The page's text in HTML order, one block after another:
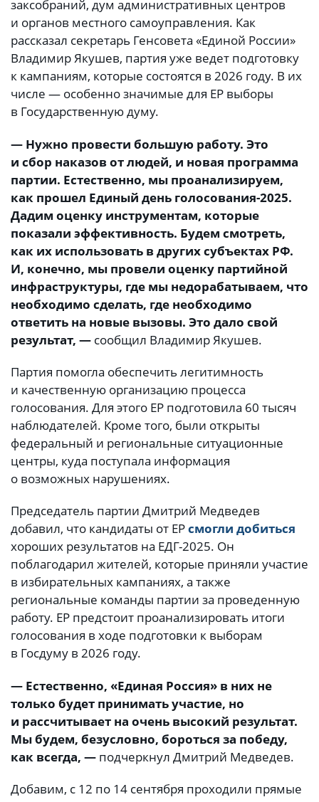
заксобраний, дум административных центров
и органов местного самоуправления. Как
рассказал секретарь Генсовета «Единой России»
Владимир Якушев, партия уже ведет подготовку
к кампаниям, которые состоятся в 2026 году. В их
числе — особенно значимые для ЕР выборы
в Государственную думу.
— Нужно провести большую работу. Это
и сбор наказов от людей, и новая программа
партии. Естественно, мы проанализируем,
как прошел Единый день голосования-2025.
Дадим оценку инструментам, которые
показали эффективность. Будем смотреть,
как их использовать в других субъектах РФ.
И, конечно, мы провели оценку партийной
инфраструктуры, где мы недорабатываем, что
необходимо сделать, где необходимо
ответить на новые вызовы. Это дало свой
результат, — сообщил Владимир Якушев.
Партия помогла обеспечить легитимность
и качественную организацию процесса
голосования. Для этого ЕР подготовила 60 тысяч
наблюдателей. Кроме того, были открыты
федеральный и региональные ситуационные
центры, куда поступала информация
о возможных нарушениях.
Председатель партии Дмитрий Медведев
добавил, что кандидаты от ЕРсмогли добиться
хороших результатов на ЕДГ-2025. Он
поблагодарил жителей, которые приняли участие
в избирательных кампаниях, а также
региональные команды партии за проведенную
работу. ЕР предстоит проанализировать итоги
голосования в ходе подготовки к выборам
в Госдуму в 2026 году.
— Естественно, «Единая Россия» в них не
только будет принимать участие, но
и рассчитывает на очень высокий результат.
Мы будем, безусловно, бороться за победу,
как всегда, — подчеркнул Дмитрий Медведев.
Добавим, с 12 по 14 сентября проходили прямые